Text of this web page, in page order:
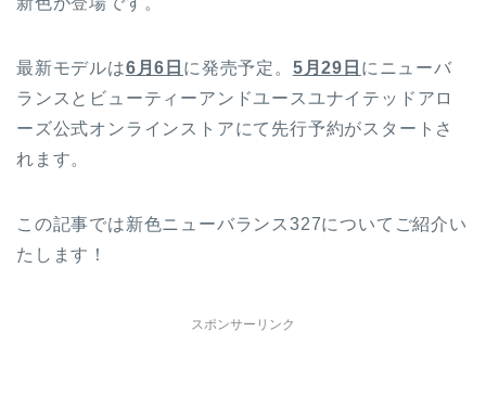
最新モデルは6月6日 に発売予定。 5月29日 にニューバ
ランスとビューティーアンドユースユナイテッドアロ
ーズ公式オンラインストアにて先行予約がスタートさ
れます。
この記事では新色ニューバランス327についてご紹介い
たします！
スポンサーリンク